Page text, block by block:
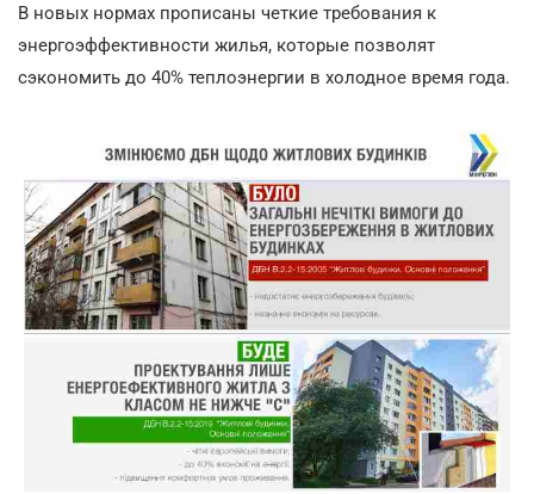
В новых нормах прописаны четкие требования к
энергоэффективности жилья, которые позволят
сэкономить до 40% теплоэнергии в холодное время года.